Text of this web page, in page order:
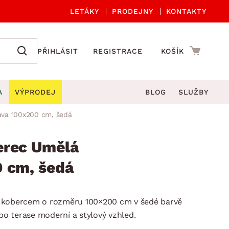
LETÁKY PRODEJNY KONTAKTY
PŘIHLÁSIT REGISTRACE KOŠÍK
Zobrazit vše
židle a křesla
lavice
houpačky
lehátka
VÝPRODEJ BLOG SLUŽBY
100x200 cm, šedá
Umělá
cm, šedá
o rozměru 100×200 cm v šedé barvě
terase moderní a stylový vzhled.